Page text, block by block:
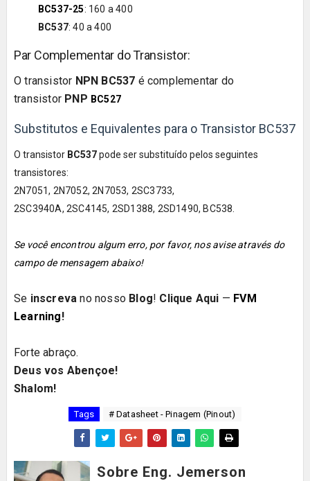
BC537-25: 160 a 400
BC537: 40 a 400
Par Complementar do Transistor:
O transistor NPN BC537 é complementar do
transistor PNP BC527
Substitutos e Equivalentes para o Transistor BC537
O transistor BC537pode ser substituído pelos seguintes
transistores:
2N7051, 2N7052, 2N7053, 2SC3733,
2SC3940A, 2SC4145, 2SD1388, 2SD1490, BC538.
Se você encontrou algum erro, por favor, nos avise através do
campo de mensagem abaixo!
Se inscreva no nosso Blog! Clique Aqui — FVM
Learning!
Forte abraço.
Deus vos Abençoe!
Shalom!
Tags # Datasheet - Pinagem (Pinout)
Sobre Eng. Jemerson